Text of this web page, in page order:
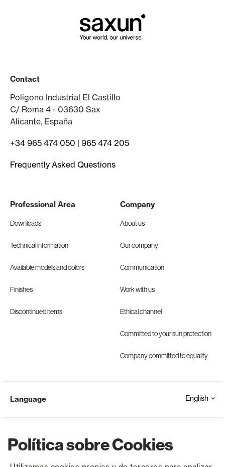
Política sobre Cookies
Contact
Polígono Industrial El Castillo
C/ Roma 4 - 03630 Sax
Alicante, España
+34 965 474 050 | 965 474 205
Frequently Asked Questions
Professional Area
Downloads
Technical information
Available models and colors
Finishes
Discontinued items
Company
About us
Our company
Communication
Work with us
Ethical channel
Committed to your sun protection
Company committed to equality
Language English